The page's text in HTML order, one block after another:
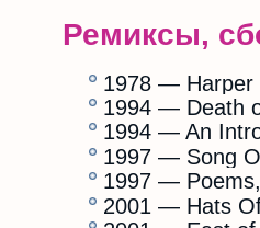
Ремиксы,
1978 — Harper
1994 — Death
1994 — An
1997 — Song
1997 —
2001 — Hats